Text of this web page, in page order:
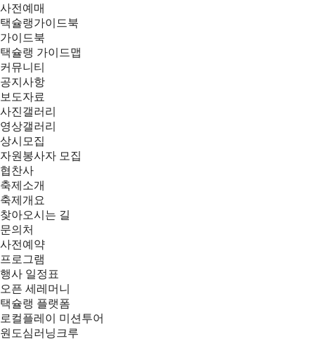
사전예매
택슐랭가이드북
가이드북
택슐랭 가이드맵
커뮤니티
공지사항
보도자료
사진갤러리
영상갤러리
상시모집
자원봉사자 모집
협찬사
축제소개
축제개요
찾아오시는 길
문의처
사전예약
프로그램
행사 일정표
오픈 세레머니
택슐랭 플랫폼
로컬플레이 미션투어
원도심러닝크루